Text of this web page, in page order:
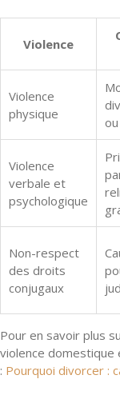
Violence
Violence
physique
ou
Violence
verbale et
psychologique
Non-respect
des droits
conjugaux
Pour en savoir plus
violence domestique
: Pourquoi divorcer :